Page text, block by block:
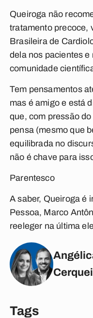
Queiroga não
tratamento precoce,
Brasileira de
dela nos pacientes
comunidade
Tem pensamentos
mas é amigo e está
que, com pressão
pensa (mesmo que
equilibrada no
não é chave para
Parentesco
A saber, Queiroga é
Pessoa, Marco
reeleger na última
Tags